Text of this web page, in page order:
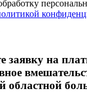
заявку на
областной